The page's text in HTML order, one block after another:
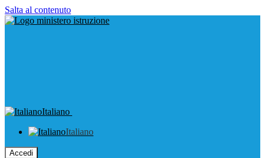
Salta al contenuto
Italiano
Italiano
Accedi